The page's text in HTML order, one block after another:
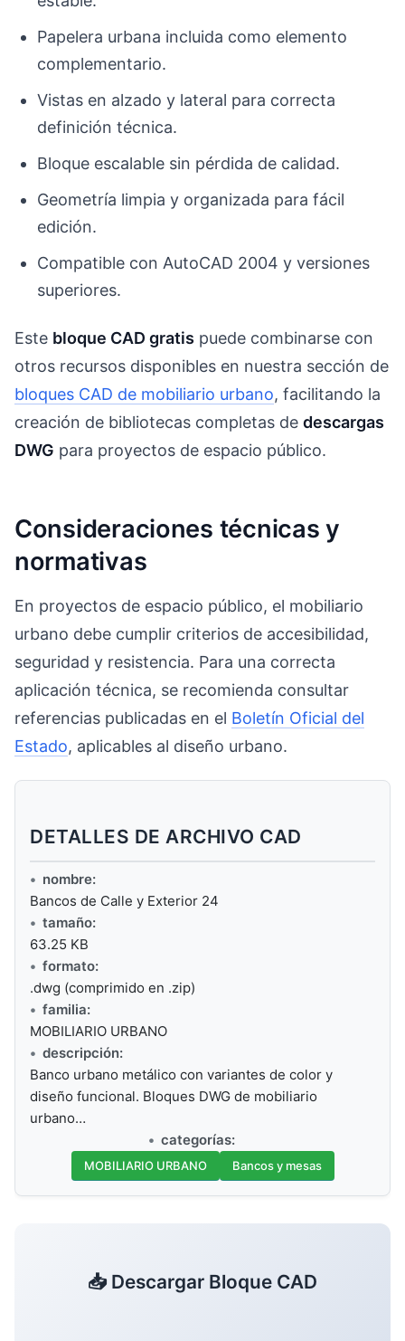
Papelera urbana incluida como elemento
complementario.
Vistas en alzado y lateral para correcta
definición técnica.
Bloque escalable sin pérdida de calidad.
Geometría limpia y organizada para fácil
edición.
Compatible con AutoCAD 2004 y versiones
superiores.
Este bloque CAD gratis puede combinarse con
otros recursos disponibles en nuestra sección de
bloques CAD de mobiliario urbano, facilitando la
creación de bibliotecas completas de descargas
DWG para proyectos de espacio público.
Consideraciones técnicas y
normativas
En proyectos de espacio público, el mobiliario
urbano debe cumplir criterios de accesibilidad,
seguridad y resistencia. Para una correcta
aplicación técnica, se recomienda consultar
referencias publicadas en el Boletín Oficial del
Estado, aplicables al diseño urbano.
DETALLES DE ARCHIVO CAD
nombre:
Bancos de Calle y Exterior 24
tamaño:
63.25 KB
formato:
.dwg (comprimido en .zip)
familia:
MOBILIARIO URBANO
descripción:
Banco urbano metálico con variantes de color y
diseño funcional. Bloques DWG de mobiliario
urbano…
categorías:
MOBILIARIO URBANO Bancos y mesas
📥 Descargar Bloque CAD